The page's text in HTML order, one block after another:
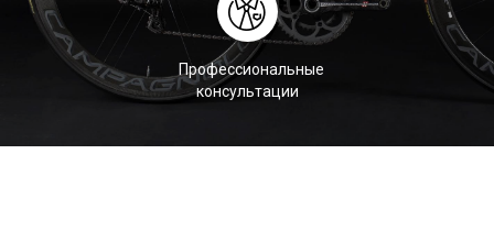
Профессиональные
консультации